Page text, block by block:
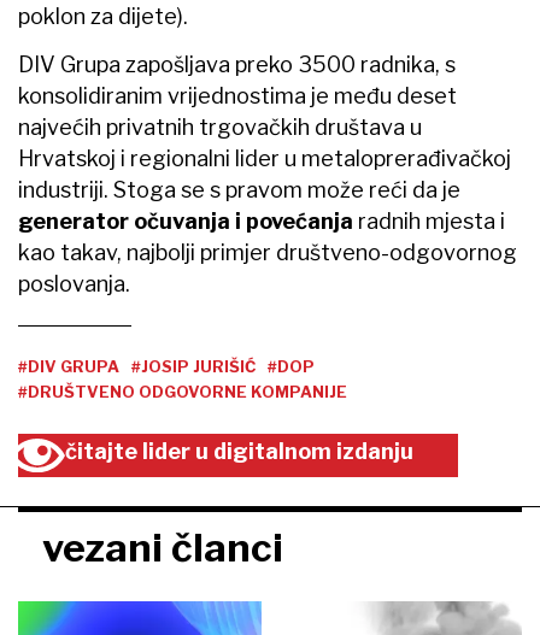
poklon za dijete).
DIV Grupa zapošljava preko 3500 radnika, s
konsolidiranim vrijednostima je među deset
najvećih privatnih trgovačkih društava u
Hrvatskoj i regionalni lider u metaloprerađivačkoj
industriji. Stoga se s pravom može reći da je
generator očuvanja i povećanja radnih mjesta i
kao takav, najbolji primjer društveno-odgovornog
poslovanja.
#DIV GRUPA #JOSIP JURIŠIĆ
#DOP
#DRUŠTVENO ODGOVORNE KOMPANIJE
čitajte lider u digitalnom izdanju
vezani članci